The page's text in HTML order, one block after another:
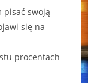
pisać swoją
się na
procentach